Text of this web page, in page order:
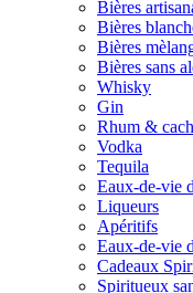
Bières
Bières
Bières
Bières sans
Whisky
Gin
Rhum &
Vodka
Tequila
Eaux-de-vie
Liqueurs
Apéritifs
Eaux-de-vie
Cadeaux
Spiritueux